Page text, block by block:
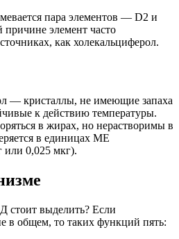
пара элементов — D2 и
элемент часто
как холекальциферол.
— кристаллы, не имеющие запаха
к действию температуры.
в жирах, но нерастворимы в
в единицах МЕ
или 0,025 мкг).
стоит выделить? Если
в общем, то таких функций пять: